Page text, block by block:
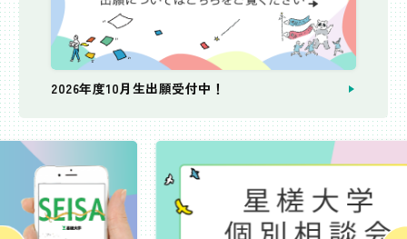
2026年度10月生出願受付中！